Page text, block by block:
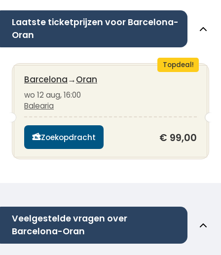
Laatste ticketprijzen voor Barcelona-
Oran
Topdeal!
Barcelona→Oran
wo 12 aug, 16:00
Balearia
Zoekopdracht € 99,00
Veelgestelde vragen over
Barcelona-Oran